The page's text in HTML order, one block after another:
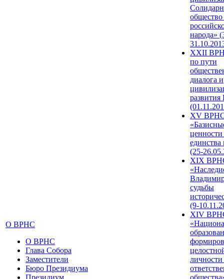
О ВРНС
О ВРНС
Глава Собора
Заместители
Бюро Президиума
Президиум
народа»
XXII
по пути
диалога и
развития
XV
единства
(25-
XIX
судьбы
(9-
XIV